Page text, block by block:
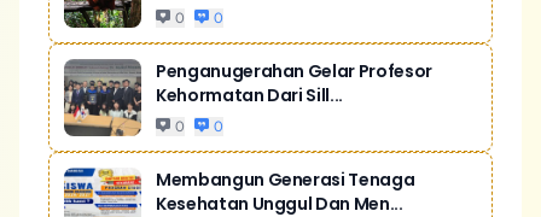
0 0
Penganugerahan Gelar Profesor
Kehormatan Dari Sill...
0 0
Membangun Generasi Tenaga
Kesehatan Unggul Dan Men...